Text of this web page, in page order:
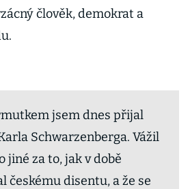
člověk, demokrat a
jsem dnes přijal
Schwarzenberga. Vážil
jiné za to, jak v době
českému disentu, a že se